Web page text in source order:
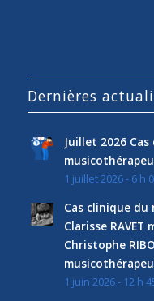
Dernières
Juillet 2026
1 juillet 2026 - 6 h
Cas clinique du
Clarisse
Christophe
1 juin 2026 - 12 h